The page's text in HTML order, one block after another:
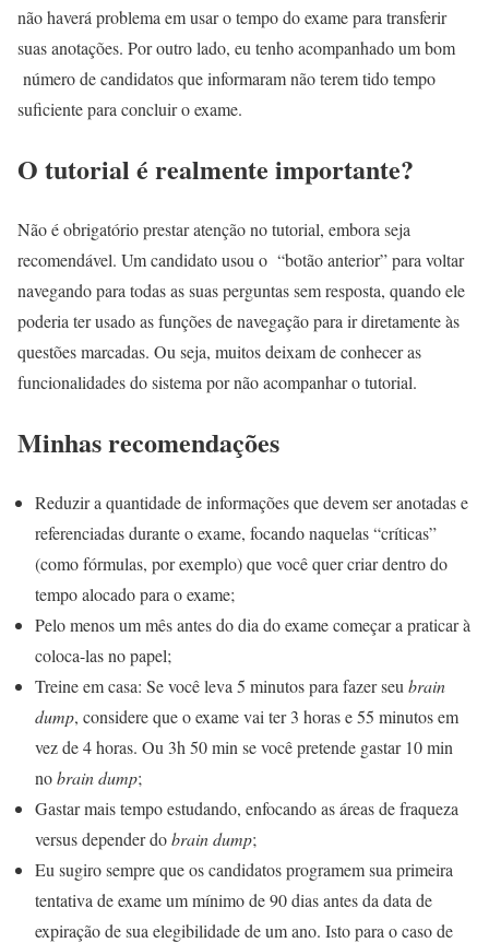
não haverá problema em usar o tempo do exame para transferir
suas anotações. Por outro lado, eu tenho acompanhado um bom
número de candidatos que informaram não terem tido tempo
suficiente para concluir o exame.
O tutorial é realmente importante?
Não é obrigatório prestar atenção no tutorial, embora seja
recomendável. Um candidato usou o “botão anterior” para voltar
navegando para todas as suas perguntas sem resposta, quando ele
poderia ter usado as funções de navegação para ir diretamente às
questões marcadas. Ou seja, muitos deixam de conhecer as
funcionalidades do sistema por não acompanhar o tutorial.
Minhas recomendações
Reduzir a quantidade de informações que devem ser anotadas e
referenciadas durante o exame, focando naquelas “críticas”
(como fórmulas, por exemplo) que você quer criar dentro do
tempo alocado para o exame;
Pelo menos um mês antes do dia do exame começar a praticar à
coloca-las no papel;
Treine em casa: Se você leva 5 minutos para fazer seu brain
dump, considere que o exame vai ter 3 horas e 55 minutos em
vez de 4 horas. Ou 3h 50 min se você pretende gastar 10 min
nobrain dump;
Gastar mais tempo estudando, enfocando as áreas de fraqueza
versus depender dobrain dump;
Eu sugiro sempre que os candidatos programem sua primeira
tentativa de exame um mínimo de 90 dias antes da data de
expiração de sua elegibilidade de um ano. Isto para o caso de